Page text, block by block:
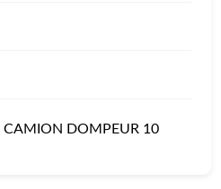
CAMION DOMPEUR 10